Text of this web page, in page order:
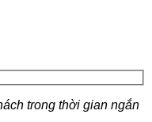
trong thời gian ngắn